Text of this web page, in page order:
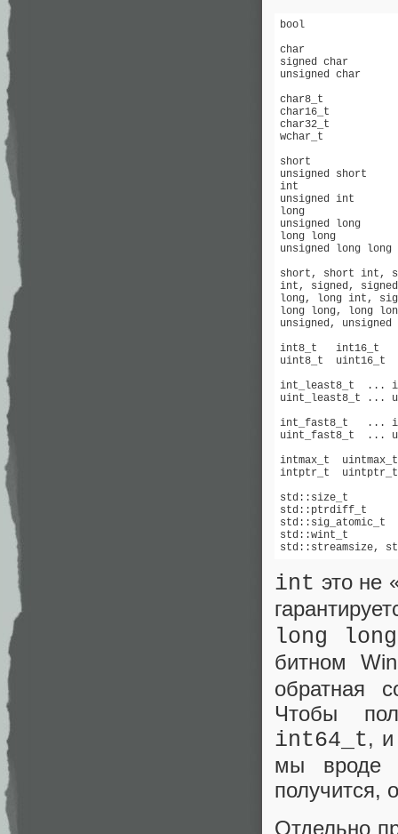
bool
char
signed char
unsigned char
char8_t
char16_t
char32_t
wchar_t
short
unsigned short
int
unsigned int
long
unsigned long
long long
unsigned long
short, short int,
int, signed,
long, long int,
long long, long
unsigned,
int8_t   int16_t
uint8_t  uint16_t
int_least8_t  ...
uint_least8_t ...
int_fast8_t   ...
uint_fast8_t  ...
intmax_t
intptr_t
std::size_t
std::ptrdiff_t
std::sig_atomic_t
std::wint_t        //
std::streamsize,
int это не
long long
битном
обратная
Чтобы
int64_t,
мы вроде
получится,
Отдельно